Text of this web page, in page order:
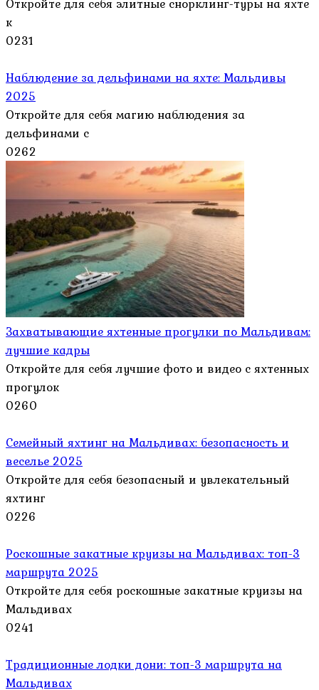
Откройте для себя элитные снорклинг-туры на яхте
к
0231
Наблюдение за дельфинами на яхте: Мальдивы
2025
Откройте для себя магию наблюдения за
дельфинами с
0262
Захватывающие яхтенные прогулки по Мальдивам:
лучшие кадры
Откройте для себя лучшие фото и видео с яхтенных
прогулок
0260
Семейный яхтинг на Мальдивах: безопасность и
веселье 2025
Откройте для себя безопасный и увлекательный
яхтинг
0226
Роскошные закатные круизы на Мальдивах: топ-3
маршрута 2025
Откройте для себя роскошные закатные круизы на
Мальдивах
0241
Традиционные лодки дони: топ-3 маршрута на
Мальдивах